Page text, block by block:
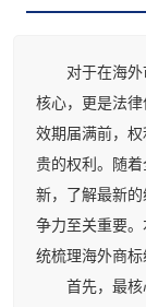
对于在海外市
核心，更是法
效期届满前，
贵的权利。随
新，了解最新
争力至关重要
统梳理海外商标
首先，最核心